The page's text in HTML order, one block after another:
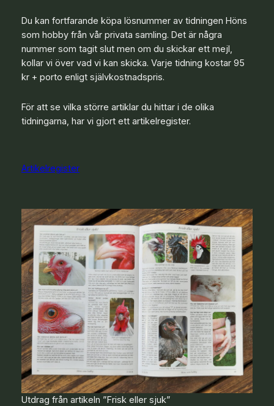
Du kan fortfarande köpa lösnummer av tidningen Höns
som hobby från vår privata samling. Det är några
nummer som tagit slut men om du skickar ett mejl,
kollar vi över vad vi kan skicka. Varje tidning kostar 95
kr + porto enligt självkostnadspris.
För att se vilka större artiklar du hittar i de olika
tidningarna, har vi gjort ett artikelregister.
Artikelregister
Utdrag från artikeln ”Frisk eller sjuk”